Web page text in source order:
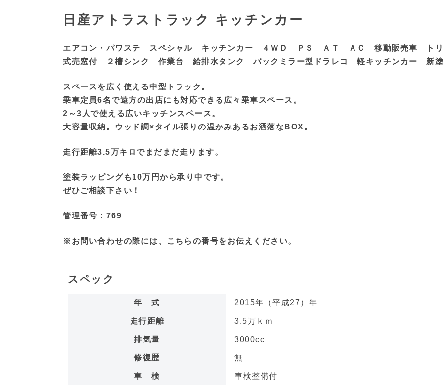
日産アトラストラック キッチンカー
エアコン・パワステ スペシャル キッチンカー ４ＷＤ ＰＳ ＡＴ ＡＣ 移動販売車 トリ
式売窓付 ２槽シンク 作業台 給排水タンク バックミラー型ドラレコ 軽キッチンカー 新
スペースを広く使える中型トラック。
乗車定員6名で遠方の出店にも対応できる広々乗車スペース。
2～3人で使える広いキッチンスペース。
大容量収納。ウッド調×タイル張りの温かみあるお洒落な BOX。
走行距離3.5万キロでまだまだ走ります。
塗装ラッピングも10万円から承り中です。
ぜひご相談下さい！
管理番号：769
※お問い合わせの際には、こちらの番号をお伝えください。
スペック
年 式 2015年（平成27）年
走行距離 3.5万ｋｍ
排気量 3000cc
修復歴 無
車 検 車検整備付